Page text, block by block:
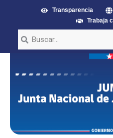
Transparencia
Trabaja